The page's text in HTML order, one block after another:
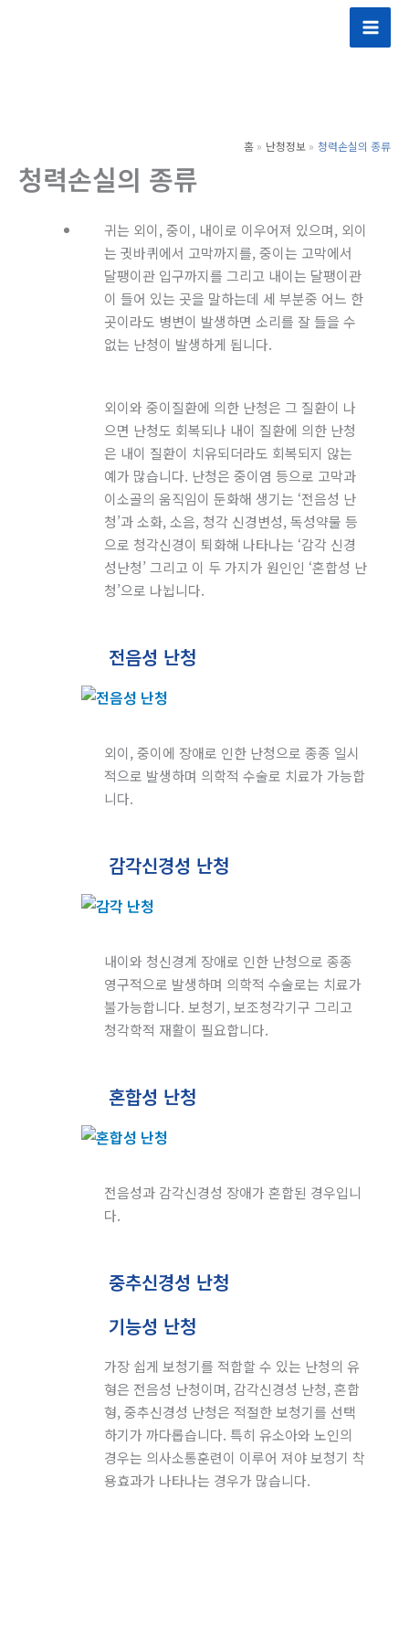
홈 난청정보 청력손실의 종류
청력손실의 종류
귀는 외이, 중이, 내이로 이우어져 있으며, 외이
는 귓바퀴에서 고막까지를, 중이는 고막에서
달팽이관 입구까지를 그리고 내이는 달팽이관
이 들어 있는 곳을 말하는데 세 부분중 어느 한
곳이라도 병변이 발생하면 소리를 잘 들을 수
없는 난청이 발생하게 됩니다.
외이와 중이질환에 의한 난청은 그 질환이 나
으면 난청도 회복되나 내이 질환에 의한 난청
은 내이 질환이 치유되더라도 회복되지 않는
예가 많습니다. 난청은 중이염 등으로 고막과
이소골의 움직임이 둔화해 생기는 ‘전음성 난
청’과 소화, 소음, 청각 신경변성, 독성약물 등
으로 청각신경이 퇴화해 나타나는 ‘감각 신경
성난청’ 그리고 이 두 가지가 원인인 ‘혼합성 난
청’으로 나뉩니다.
전음성 난청
외이, 중이에 장애로 인한 난청으로 종종 일시
적으로 발생하며 의학적 수술로 치료가 가능합
니다.
감각신경성 난청
내이와 청신경계 장애로 인한 난청으로 종종
영구적으로 발생하며 의학적 수술로는 치료가
불가능합니다. 보청기, 보조청각기구 그리고
청각학적 재활이 필요합니다.
혼합성 난청
전음성과 감각신경성 장애가 혼합된 경우입니
다.
중추신경성 난청
기능성 난청
가장 쉽게 보청기를 적합할 수 있는 난청의 유
형은 전음성 난청이며, 감각신경성 난청, 혼합
형, 중추신경성 난청은 적절한 보청기를 선택
하기가 까다롭습니다. 특히 유소아와 노인의
경우는 의사소통훈련이 이루어 져야 보청기 착
용효과가 나타나는 경우가 많습니다.